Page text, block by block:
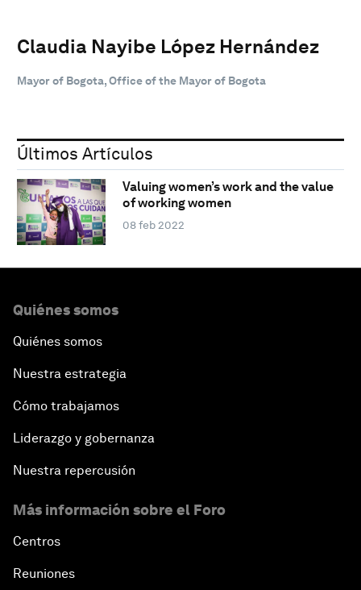
Claudia Nayibe López Hernández
Mayor of Bogota, Office of the Mayor of Bogota
Últimos Artículos
Valuing women’s work and the value
of working women
08 feb 2022
Quiénes somos
Quiénes somos
Nuestra estrategia
Cómo trabajamos
Liderazgo y gobernanza
Nuestra repercusión
Más información sobre el Foro
Centros
Reuniones